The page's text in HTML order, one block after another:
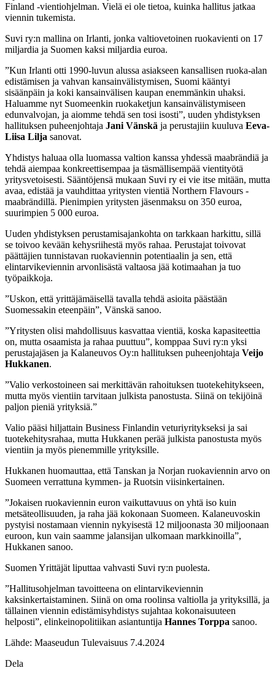
Finland -vientiohjelman. Vielä ei ole tietoa, kuinka hallitus jatkaa
viennin tukemista.
Suvi ry:n mallina on Irlanti, jonka valtiovetoinen ruokavienti on 17
miljardia ja Suomen kaksi miljardia euroa.
”Kun Irlanti otti 1990-luvun alussa asiakseen kansallisen ruoka-alan
edistämisen ja vahvan kansainvälistymisen, Suomi kääntyi
sisäänpäin ja koki kansainvälisen kaupan enemmänkin uhaksi.
Haluamme nyt Suomeenkin ruokaketjun kansainvälistymiseen
edunvalvojan, ja aiomme tehdä sen tosi isosti”, uuden yhdistyksen
hallituksen puheenjohtaja Jani Vänskä ja perustajiin kuuluva Eeva-
Liisa Lilja sanovat.
Yhdistys haluaa olla luomassa valtion kanssa yhdessä maabrändiä ja
tehdä aiempaa konkreettisempaa ja täsmällisempää vientityötä
yritysvetoisesti. Sääntöjensä mukaan Suvi ry ei vie itse mitään, mutta
avaa, edistää ja vauhdittaa yritysten vientiä Northern Flavours -
maabrändillä. Pienimpien yritysten jäsenmaksu on 350 euroa,
suurimpien 5 000 euroa.
Uuden yhdistyksen perustamisajankohta on tarkkaan harkittu, sillä
se toivoo kevään kehysriihestä myös rahaa. Perustajat toivovat
päättäjien tunnistavan ruokaviennin potentiaalin ja sen, että
elintarvikeviennin arvonlisästä valtaosa jää kotimaahan ja tuo
työpaikkoja.
”Uskon, että yrittäjämäisellä tavalla tehdä asioita päästään
Suomessakin eteenpäin”, Vänskä sanoo.
”Yritysten olisi mahdollisuus kasvattaa vientiä, koska kapasiteettia
on, mutta osaamista ja rahaa puuttuu”, komppaa Suvi ry:n yksi
perustajajäsen ja Kalaneuvos Oy:n hallituksen puheenjohtaja Veijo
Hukkanen.
”Valio verkostoineen sai merkittävän rahoituksen tuotekehitykseen,
mutta myös vientiin tarvitaan julkista panostusta. Siinä on tekijöinä
paljon pieniä yrityksiä.”
Valio pääsi hiljattain Business Finlandin veturiyritykseksi ja sai
tuotekehitysrahaa, mutta Hukkanen perää julkista panostusta myös
vientiin ja myös pienemmille yrityksille.
Hukkanen huomauttaa, että Tanskan ja Norjan ruokaviennin arvo on
Suomeen verrattuna kymmen- ja Ruotsin viisinkertainen.
”Jokaisen ruokaviennin euron vaikuttavuus on yhtä iso kuin
metsäteollisuuden, ja raha jää kokonaan Suomeen. Kalaneuvoskin
pystyisi nostamaan viennin nykyisestä 12 miljoonasta 30 miljoonaan
euroon, kun vain saamme jalansijan ulkomaan markkinoilla”,
Hukkanen sanoo.
Suomen Yrittäjät liputtaa vahvasti Suvi ry:n puolesta.
”Hallitusohjelman tavoitteena on elintarvikeviennin
kaksinkertaistaminen. Siinä on oma roolinsa valtiolla ja yrityksillä, ja
tällainen viennin edistämisyhdistys sujahtaa kokonaisuuteen
helposti”, elinkeinopolitiikan asiantuntija Hannes Torppa sanoo.
Lähde: Maaseudun Tulevaisuus 7.4.2024
Dela